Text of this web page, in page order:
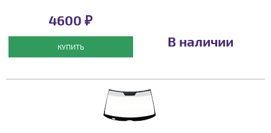
4600 ₽
КУПИТЬ В наличии